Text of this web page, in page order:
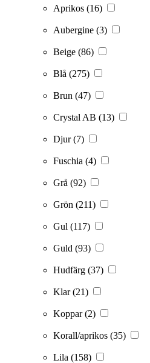
Aprikos (16)
Aubergine (3)
Beige (86)
Blå (275)
Brun (47)
Crystal AB (13)
Djur(7)
Fuschia (4)
Grå (92)
Grön (211)
Gul (117)
Guld (93)
Hudfärg (37)
Klar(21)
Koppar(2)
Korall/aprikos (35)
Lila (158)